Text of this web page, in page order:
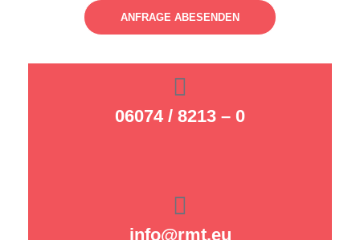
ANFRAGE ABESENDEN
06074 / 8213 – 0
info@rmt.eu